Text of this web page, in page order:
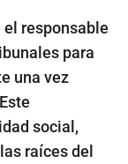
responsable
para
una vez
social,
raíces del